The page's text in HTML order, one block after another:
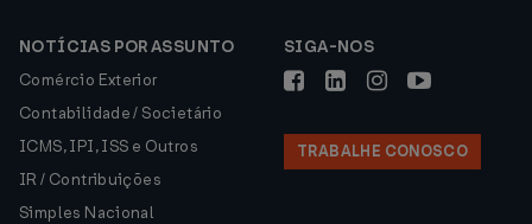
NOTÍCIAS POR ASSUNTO
Comércio Exterior
Contabilidade / Societário
ICMS, IPI, ISS e Outros
IR / Contribuições
Simples Nacional
SIGA-NOS
TRABALHE CONOSCO